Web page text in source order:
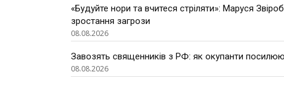
«Будуйте нори та вчитеся стріляти»: Маруся
зростання загрози
08.08.2026
Завозять священників з РФ: як окупанти
08.08.2026